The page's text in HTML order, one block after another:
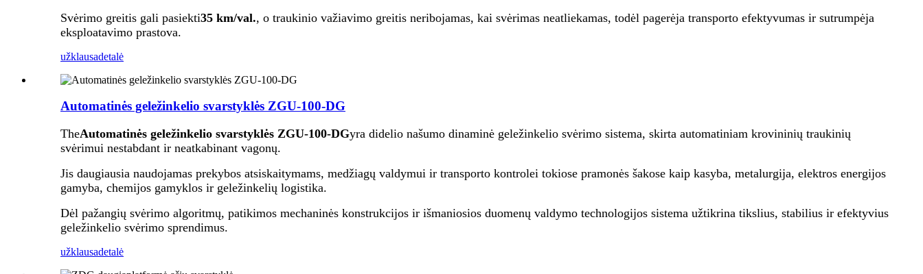
Svėrimo greitis gali pasiekti35 km/val., o traukinio važiavimo greitis neribojamas, kai svėrimas neatliekamas, todėl pagerėja transporto efektyvumas ir sutrumpėja
eksploatavimo prastova.
užklausadetalė
Automatinės geležinkelio svarstyklės ZGU-100-DG
TheAutomatinės geležinkelio svarstyklės ZGU-100-DGyra didelio našumo dinaminė geležinkelio svėrimo sistema, skirta automatiniam krovininių traukinių
svėrimui nestabdant ir neatkabinant vagonų.
Jis daugiausia naudojamas prekybos atsiskaitymams, medžiagų valdymui ir transporto kontrolei tokiose pramonės šakose kaip kasyba, metalurgija, elektros energijos
gamyba, chemijos gamyklos ir geležinkelių logistika.
Dėl pažangių svėrimo algoritmų, patikimos mechaninės konstrukcijos ir išmaniosios duomenų valdymo technologijos sistema užtikrina tikslius, stabilius ir efektyvius
geležinkelio svėrimo sprendimus.
užklausadetalė